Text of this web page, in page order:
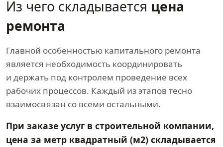
Из чего складывается цена
ремонта
Главной особенностью капитального ремонта
является необходимость координировать
и держать под контролем проведение всех
рабочих процессов. Каждый из этапов тесно
взаимосвязан со всеми остальными.
При заказе услуг в строительной компании,
цена за метр квадратный (м2) складывается